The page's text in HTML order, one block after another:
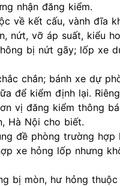
nhận đăng kiểm.
về kết cấu, vành đĩa
nứt, vỡ áp suất, kiểu
bị nứt gãy; lốp xe
chắn; bánh xe dự
để kiểm định lại.
vị đăng kiểm thông
Hà Nội cho biết.
đề phòng trường hợp
xe hỏng lốp nhưng
bị mòn, hư hỏng